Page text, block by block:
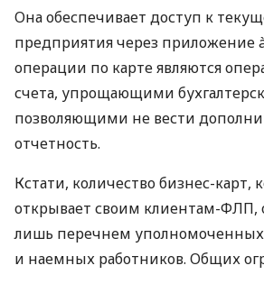
Она обеспечивает доступ к
предприятия через приложение
операции по карте являются
счета, упрощающими
позволяющими не вести
отчетность.
Кстати, количество бизнес-карт,
открывает своим клиентам-ФЛП,
лишь перечнем
и наемных работников. Общих